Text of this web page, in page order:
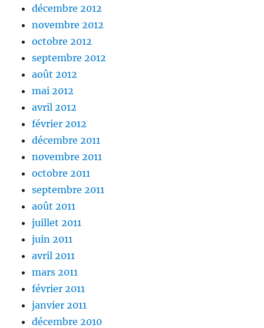
décembre 2012
novembre 2012
octobre 2012
septembre 2012
août 2012
mai 2012
avril 2012
février 2012
décembre 2011
novembre 2011
octobre 2011
septembre 2011
août 2011
juillet 2011
juin 2011
avril 2011
mars 2011
février 2011
janvier 2011
décembre 2010